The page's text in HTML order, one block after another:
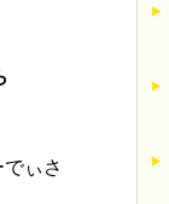
ぃさ